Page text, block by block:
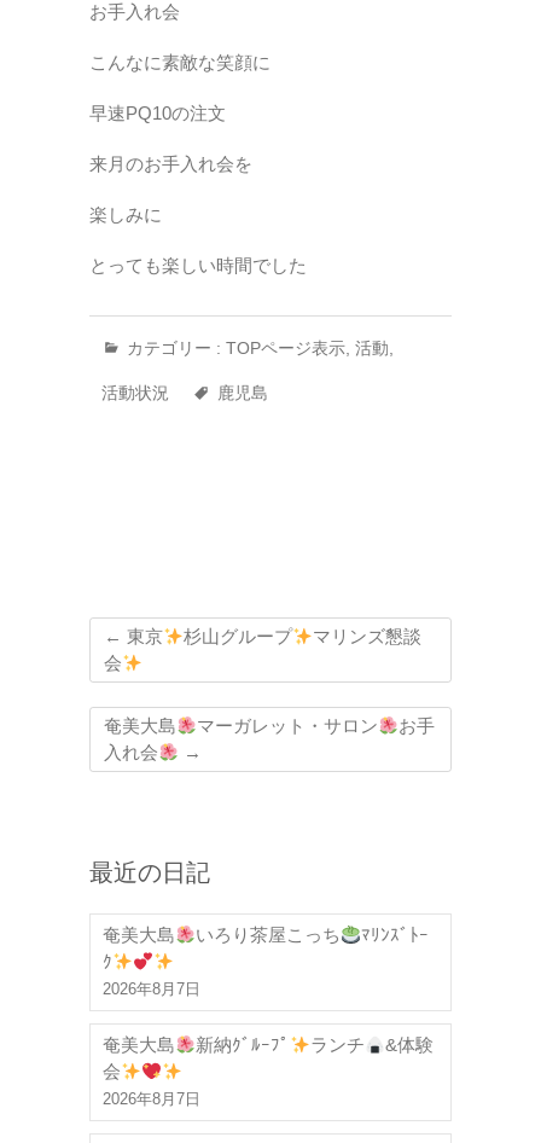
お手入れ会
こんなに素敵な笑顔に
早速PQ10の注文
来月のお手入れ会を
楽しみに
とっても楽しい時間でした
カテゴリー : TOPページ表示 活動
活動状況 鹿児島
← 東京 杉山グループ
マリンズ懇談
会
奄美大島 マーガレット・サロン
お手
入れ会
→
最近の日記
奄美大島 いろり茶屋こっち
ﾏﾘﾝｽﾞﾄｰ
ｸ
2026年8月7日
奄美大島 新納ｸﾞﾙｰﾌﾟ ランチ
&体験
会
2026年8月7日